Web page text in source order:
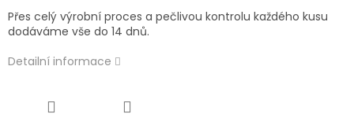
Přes celý výrobní proces a pečlivou kontrolu každého kusu
dodáváme vše do 14 dnů.
Detailní informace